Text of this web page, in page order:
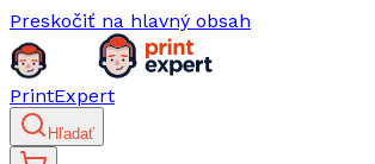
Preskočiť na hlavný obsah
PrintExpert
Hľadať